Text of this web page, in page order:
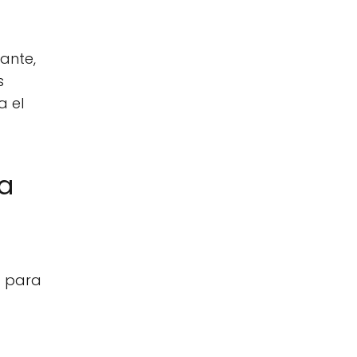
el
para